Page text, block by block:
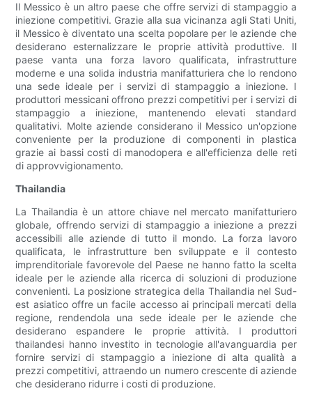
Il Messico è un altro paese che offre servizi di stampaggio a
iniezione competitivi. Grazie alla sua vicinanza agli Stati Uniti,
il Messico è diventato una scelta popolare per le aziende che
desiderano esternalizzare le proprie attività produttive. Il
paese vanta una forza lavoro qualificata, infrastrutture
moderne e una solida industria manifatturiera che lo rendono
una sede ideale per i servizi di stampaggio a iniezione. I
produttori messicani offrono prezzi competitivi per i servizi di
stampaggio a iniezione, mantenendo elevati standard
qualitativi. Molte aziende considerano il Messico un'opzione
conveniente per la produzione di componenti in plastica
grazie ai bassi costi di manodopera e all'efficienza delle reti
di approvvigionamento.
Thailandia
La Thailandia è un attore chiave nel mercato manifatturiero
globale, offrendo servizi di stampaggio a iniezione a prezzi
accessibili alle aziende di tutto il mondo. La forza lavoro
qualificata, le infrastrutture ben sviluppate e il contesto
imprenditoriale favorevole del Paese ne hanno fatto la scelta
ideale per le aziende alla ricerca di soluzioni di produzione
convenienti. La posizione strategica della Thailandia nel Sud-
est asiatico offre un facile accesso ai principali mercati della
regione, rendendola una sede ideale per le aziende che
desiderano espandere le proprie attività. I ​​produttori
thailandesi hanno investito in tecnologie all'avanguardia per
fornire servizi di stampaggio a iniezione di alta qualità a
prezzi competitivi, attraendo un numero crescente di aziende
che desiderano ridurre i costi di produzione.